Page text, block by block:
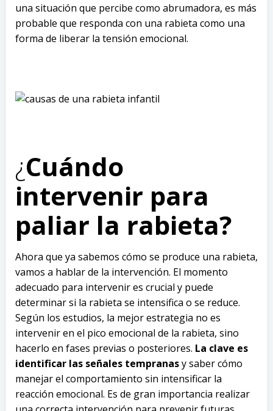
una situación que percibe como abrumadora, es más
probable que responda con una rabieta como una
forma de liberar la tensión emocional.
¿Cuándo
intervenir para
paliar la rabieta?
Ahora que ya sabemos cómo se produce una rabieta,
vamos a hablar de la intervención. El momento
adecuado para intervenir es crucial y puede
determinar si la rabieta se intensifica o se reduce.
Según los estudios, la mejor estrategia no es
intervenir en el pico emocional de la rabieta, sino
hacerlo en fases previas o posteriores. La clave es
identificar las señales tempranasy saber cómo
manejar el comportamiento sin intensificar la
reacción emocional. Es de gran importancia realizar